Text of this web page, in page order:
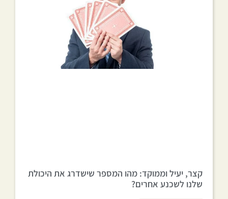
קצר, יעיל וממוקד: מהו המספר שישדרג את היכולת
שלנו לשכנע אחרים?